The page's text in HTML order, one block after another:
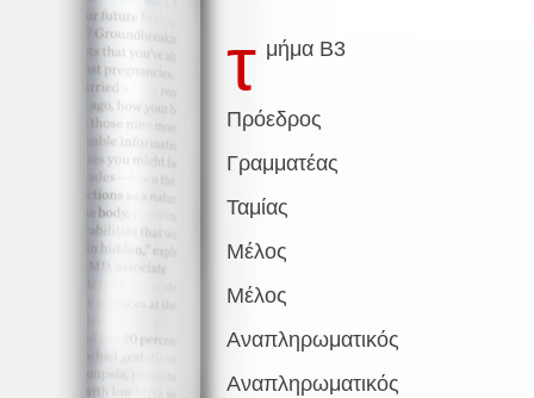
τ μήμα Β3
Πρόεδρος
Γραμματέας
Ταμίας
Μέλος
Μέλος
Αναπληρωματικός
Αναπληρωματικός